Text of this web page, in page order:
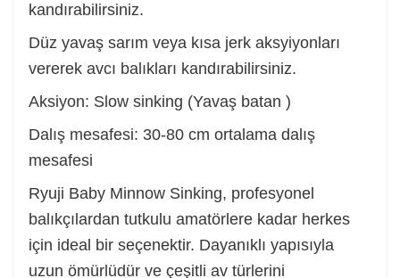
kandırabilirsiniz.
Düz yavaş sarım veya kısa jerk aksyiyonları
vererek avcı balıkları kandırabilirsiniz.
Aksiyon: Slow sinking (Yavaş batan )
Dalış mesafesi: 30-80 cm ortalama dalış
mesafesi
Ryuji Baby Minnow Sinking, profesyonel
balıkçılardan tutkulu amatörlere kadar herkes
için ideal bir seçenektir. Dayanıklı yapısıyla
uzun ömürlüdür ve çeşitli av türlerini